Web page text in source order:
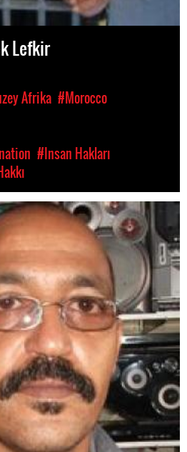
Lefkir
Afrika #Morocco
#Insan Hakları